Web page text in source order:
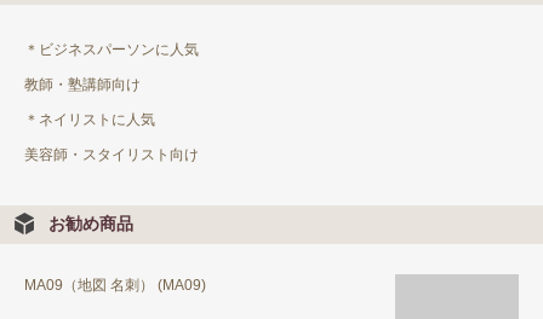
＊ビジネスパーソンに人気
教師・塾講師向け
＊ネイリストに人気
美容師・スタイリスト向け
お勧め商品
MA09（地図 名刺） (MA09)